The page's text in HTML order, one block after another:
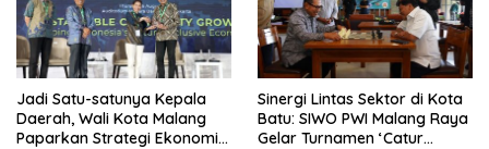
Jadi Satu-satunya Kepala
Daerah, Wali Kota Malang
Paparkan Strategi Ekonomi
Sinergi Lintas Sektor di Kota
Batu: SIWO PWI Malang Raya
Gelar Turnamen ‘Catur